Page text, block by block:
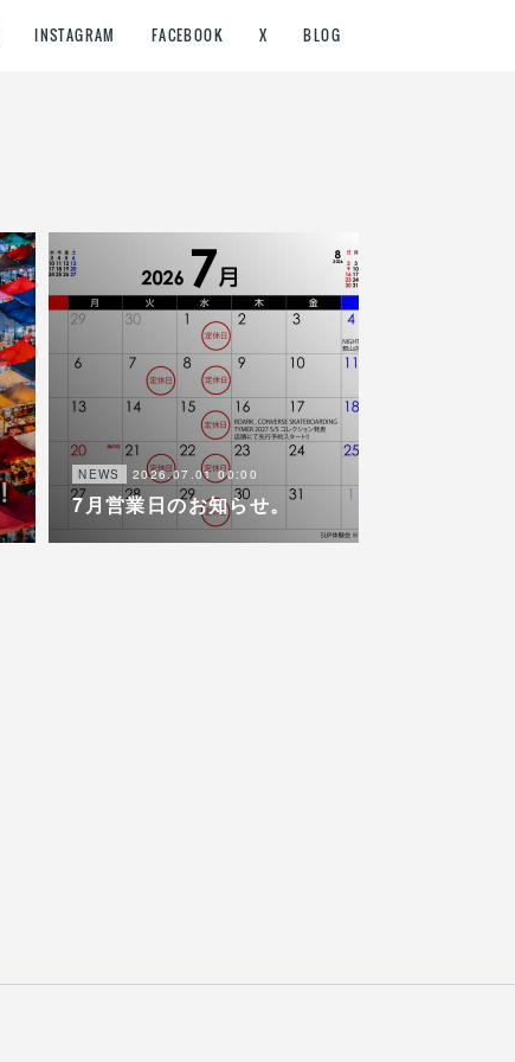
INSTAGRAM FACEBOOK X BLOG
NEWS 2026.07.01 00:00
7月営業日のお知らせ。